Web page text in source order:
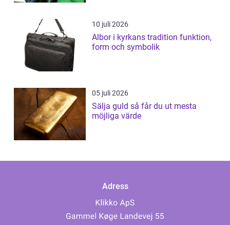
10 juli 2026
Albor i kyrkans tradition funktion,
form och symbolik
05 juli 2026
Sälja guld så får du ut mesta
möjliga värde
Adress